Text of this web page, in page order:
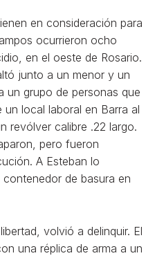
en consideración para
ocurrieron ocho
en el oeste de Rosario.
junto a un menor y un
un grupo de personas que
un local laboral en Barra al
revólver calibre .22 largo.
pero fueron
A Esteban lo
de basura en
volvió a delinquir. El
una réplica de arma a un